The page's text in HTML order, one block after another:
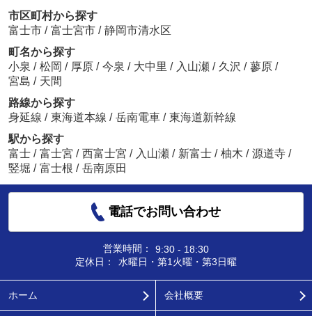
市区町村から探す
富士市 / 富士宮市 / 静岡市清水区
町名から探す
小泉 / 松岡 / 厚原 / 今泉 / 大中里 / 入山瀬 / 久沢 / 蓼原 /
宮島 / 天間
路線から探す
身延線 / 東海道本線 / 岳南電車 / 東海道新幹線
駅から探す
富士 / 富士宮 / 西富士宮 / 入山瀬 / 新富士 / 柚木 / 源道寺 /
竪堀 / 富士根 / 岳南原田
電話でお問い合わせ
営業時間：
9:30 - 18:30
定休日：
水曜日・第1火曜・第3日曜
ホーム 会社概要